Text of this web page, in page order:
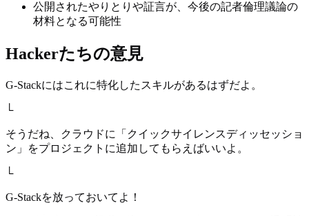
公開されたやりとりや証言が、今後の記者倫理議論の
材料となる可能性
Hackerたちの意見
G-Stackにはこれに特化したスキルがあるはずだよ。
└
そうだね、クラウドに「クイックサイレンスディッセッショ
ン」をプロジェクトに追加してもらえばいいよ。
└
G-Stackを放っておいてよ！